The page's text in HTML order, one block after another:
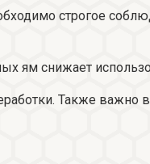
строгое
ям снижает
Также важно